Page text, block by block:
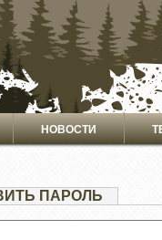
НОВОСТИ
ПАРОЛЬ